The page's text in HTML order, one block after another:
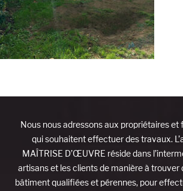
Nous nous adressons aux propriétaires et
qui souhaitent effectuer des travaux.
MAÎTRISE D’ŒUVRE réside dans
artisans et les clients de manière à trouver
bâtiment qualifiées et pérennes, pour